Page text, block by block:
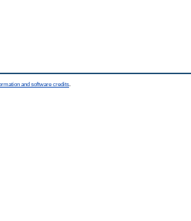
and software credits